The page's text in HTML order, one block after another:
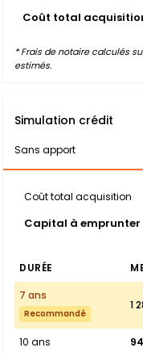
Coût total
* Frais de notaire calculés
estimés.
Simulation crédit
Sans apport
Coût total acquisition
Capital à emprunter
DURÉE
7 ans
Recommandé
1
10 ans